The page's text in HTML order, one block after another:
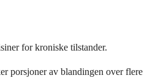
for kroniske tilstander.
porsjoner av blandingen over flere